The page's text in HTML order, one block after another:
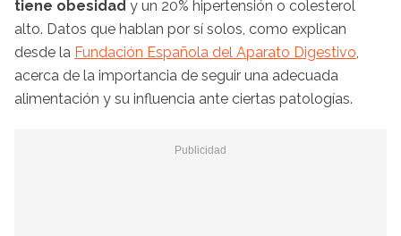
tiene obesidad y un 20% hipertensión o colesterol
alto. Datos que hablan por sí solos, como explican
desde la Fundación Española del Aparato Digestivo,
acerca de la importancia de seguir una adecuada
alimentación y su influencia ante ciertas patologías.